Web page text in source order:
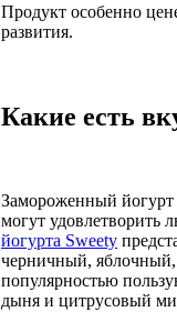
Продукт особенно
развития.
Какие есть
Замороженный йогурт
могут удовлетворить
йогурта Sweety
черничный, яблочный,
популярностью
дыня и цитрусовый